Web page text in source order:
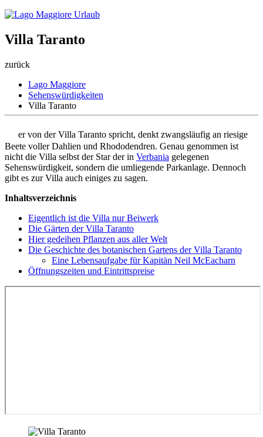
Villa Taranto
zurück
Lago Maggiore
Sehenswürdigkeiten
Villa Taranto
er von der Villa Taranto spricht, denkt zwangsläufig an riesige
Beete voller Dahlien und Rhododendren. Genau genommen ist
nicht die Villa selbst der Star der in Verbania gelegenen
Sehenswürdigkeit, sondern die umliegende Parkanlage. Dennoch
gibt es zur Villa auch einiges zu sagen.
Inhaltsverzeichnis
Eigentlich ist die Villa nur Beiwerk
Die Gärten der Villa Taranto
Hier gedeihen Pflanzen aus aller Welt
Die Geschichte des botanischen Gartens der Villa Taranto
Eine Lebensaufgabe für Kapitän Neil McEacharn
Öffnungszeiten und Eintrittspreise